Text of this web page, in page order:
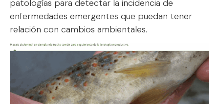
patologías para detectar la incidencia de
enfermedades emergentes que puedan tener
relación con cambios ambientales.